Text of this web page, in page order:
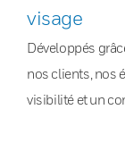
visage
Développés
nos clients, nos
visibilité et un